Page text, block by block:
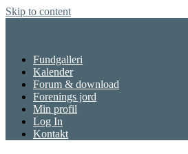
Skip to content
Fundgalleri
Kalender
Forum & download
Forenings jord
Min profil
Log In
Kontakt